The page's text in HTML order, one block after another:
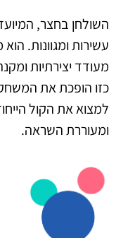
השולחן בחצר,
עשירות ומגוונות.
מעודד יצירתיות
כזו הופכת את המשחק
למצוא את הקול
ומעוררת השראה.